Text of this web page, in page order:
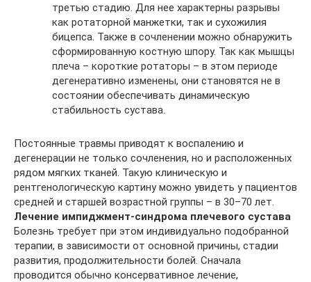
третью стадию. Для нее характерны разрывы
как ротаторной манжетки, так и сухожилия
бицепса. Также в сочленении можно обнаружить
сформированную костную шпору. Так как мышцы
плеча – короткие ротаторы – в этом периоде
дегенеративно изменены, они становятся не в
состоянии обеспечивать динамическую
стабильность сустава.
Постоянные травмы приводят к воспалению и
дегенерации не только сочленения, но и расположенных
рядом мягких тканей. Такую клиническую и
рентгенологическую картину можно увидеть у пациентов
средней и старшей возрастной группы – в 30–70 лет.
Лечение импиджмент-синдрома плечевого сустава
Болезнь требует при этом индивидуально подобранной
терапии, в зависимости от основной причины, стадии
развития, продолжительности болей. Сначала
проводится обычно консервативное лечение,